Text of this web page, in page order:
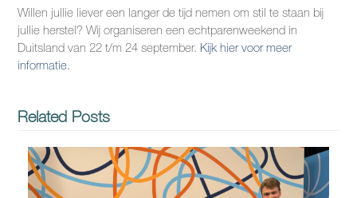
Willen jullie liever een langer de tijd nemen om stil te staan bij
jullie herstel? Wij organiseren een echtparenweekend in
Duitsland van 22 t/m 24 september. Kijk hier voor meer
informatie.
Related Posts